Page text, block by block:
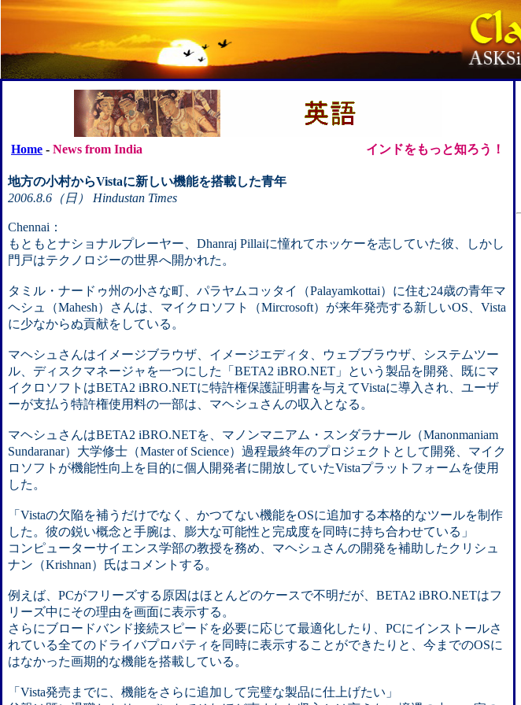
Home - News from India インドをもっと知ろう！
地方の小村からVistaに新しい機能を搭載した青年
2006.8.6（日） Hindustan Times
Chennai：
もともとナショナルプレーヤー、Dhanraj Pillaiに憧れてホッケーを志していた彼、しかし
門戸はテクノロジーの世界へ開かれた。
タミル・ナードゥ州の小さな町、パラヤムコッタイ（Palayamkottai）に住む24歳の青年マ
ヘシュ（Mahesh）さんは、マイクロソフト（Mircrosoft）が来年発売する新しいOS、Vista
に少なからぬ貢献をしている。
マヘシュさんはイメージブラウザ、イメージエディタ、ウェブブラウザ、システムツー
ル、ディスクマネージャを一つにした「BETA2 iBRO.NET」という製品を開発、既にマ
イクロソフトはBETA2 iBRO.NETに特許権保護証明書を与えてVistaに導入され、ユーザ
ーが支払う特許権使用料の一部は、マヘシュさんの収入となる。
マヘシュさんはBETA2 iBRO.NETを、マノンマニアム・スンダラナール（Manonmaniam
Sundaranar）大学修士（Master of Science）過程最終年のプロジェクトとして開発、マイク
ロソフトが機能性向上を目的に個人開発者に開放していたVistaプラットフォームを使用
した。
「Vistaの欠陥を補うだけでなく、かつてない機能をOSに追加する本格的なツールを制作
した。彼の鋭い概念と手腕は、膨大な可能性と完成度を同時に持ち合わせている」
コンピューターサイエンス学部の教授を務め、マヘシュさんの開発を補助したクリシュ
ナン（Krishnan）氏はコメントする。
例えば、PCがフリーズする原因はほとんどのケースで不明だが、BETA2 iBRO.NETはフ
リーズ中にその理由を画面に表示する。
さらにブロードバンド接続スピードを必要に応じて最適化したり、PCにインストールさ
れている全てのドライバプロパティを同時に表示することができたりと、今までのOSに
はなかった画期的な機能を搭載している。
「Vista発売までに、機能をさらに追加して完璧な製品に仕上げたい」